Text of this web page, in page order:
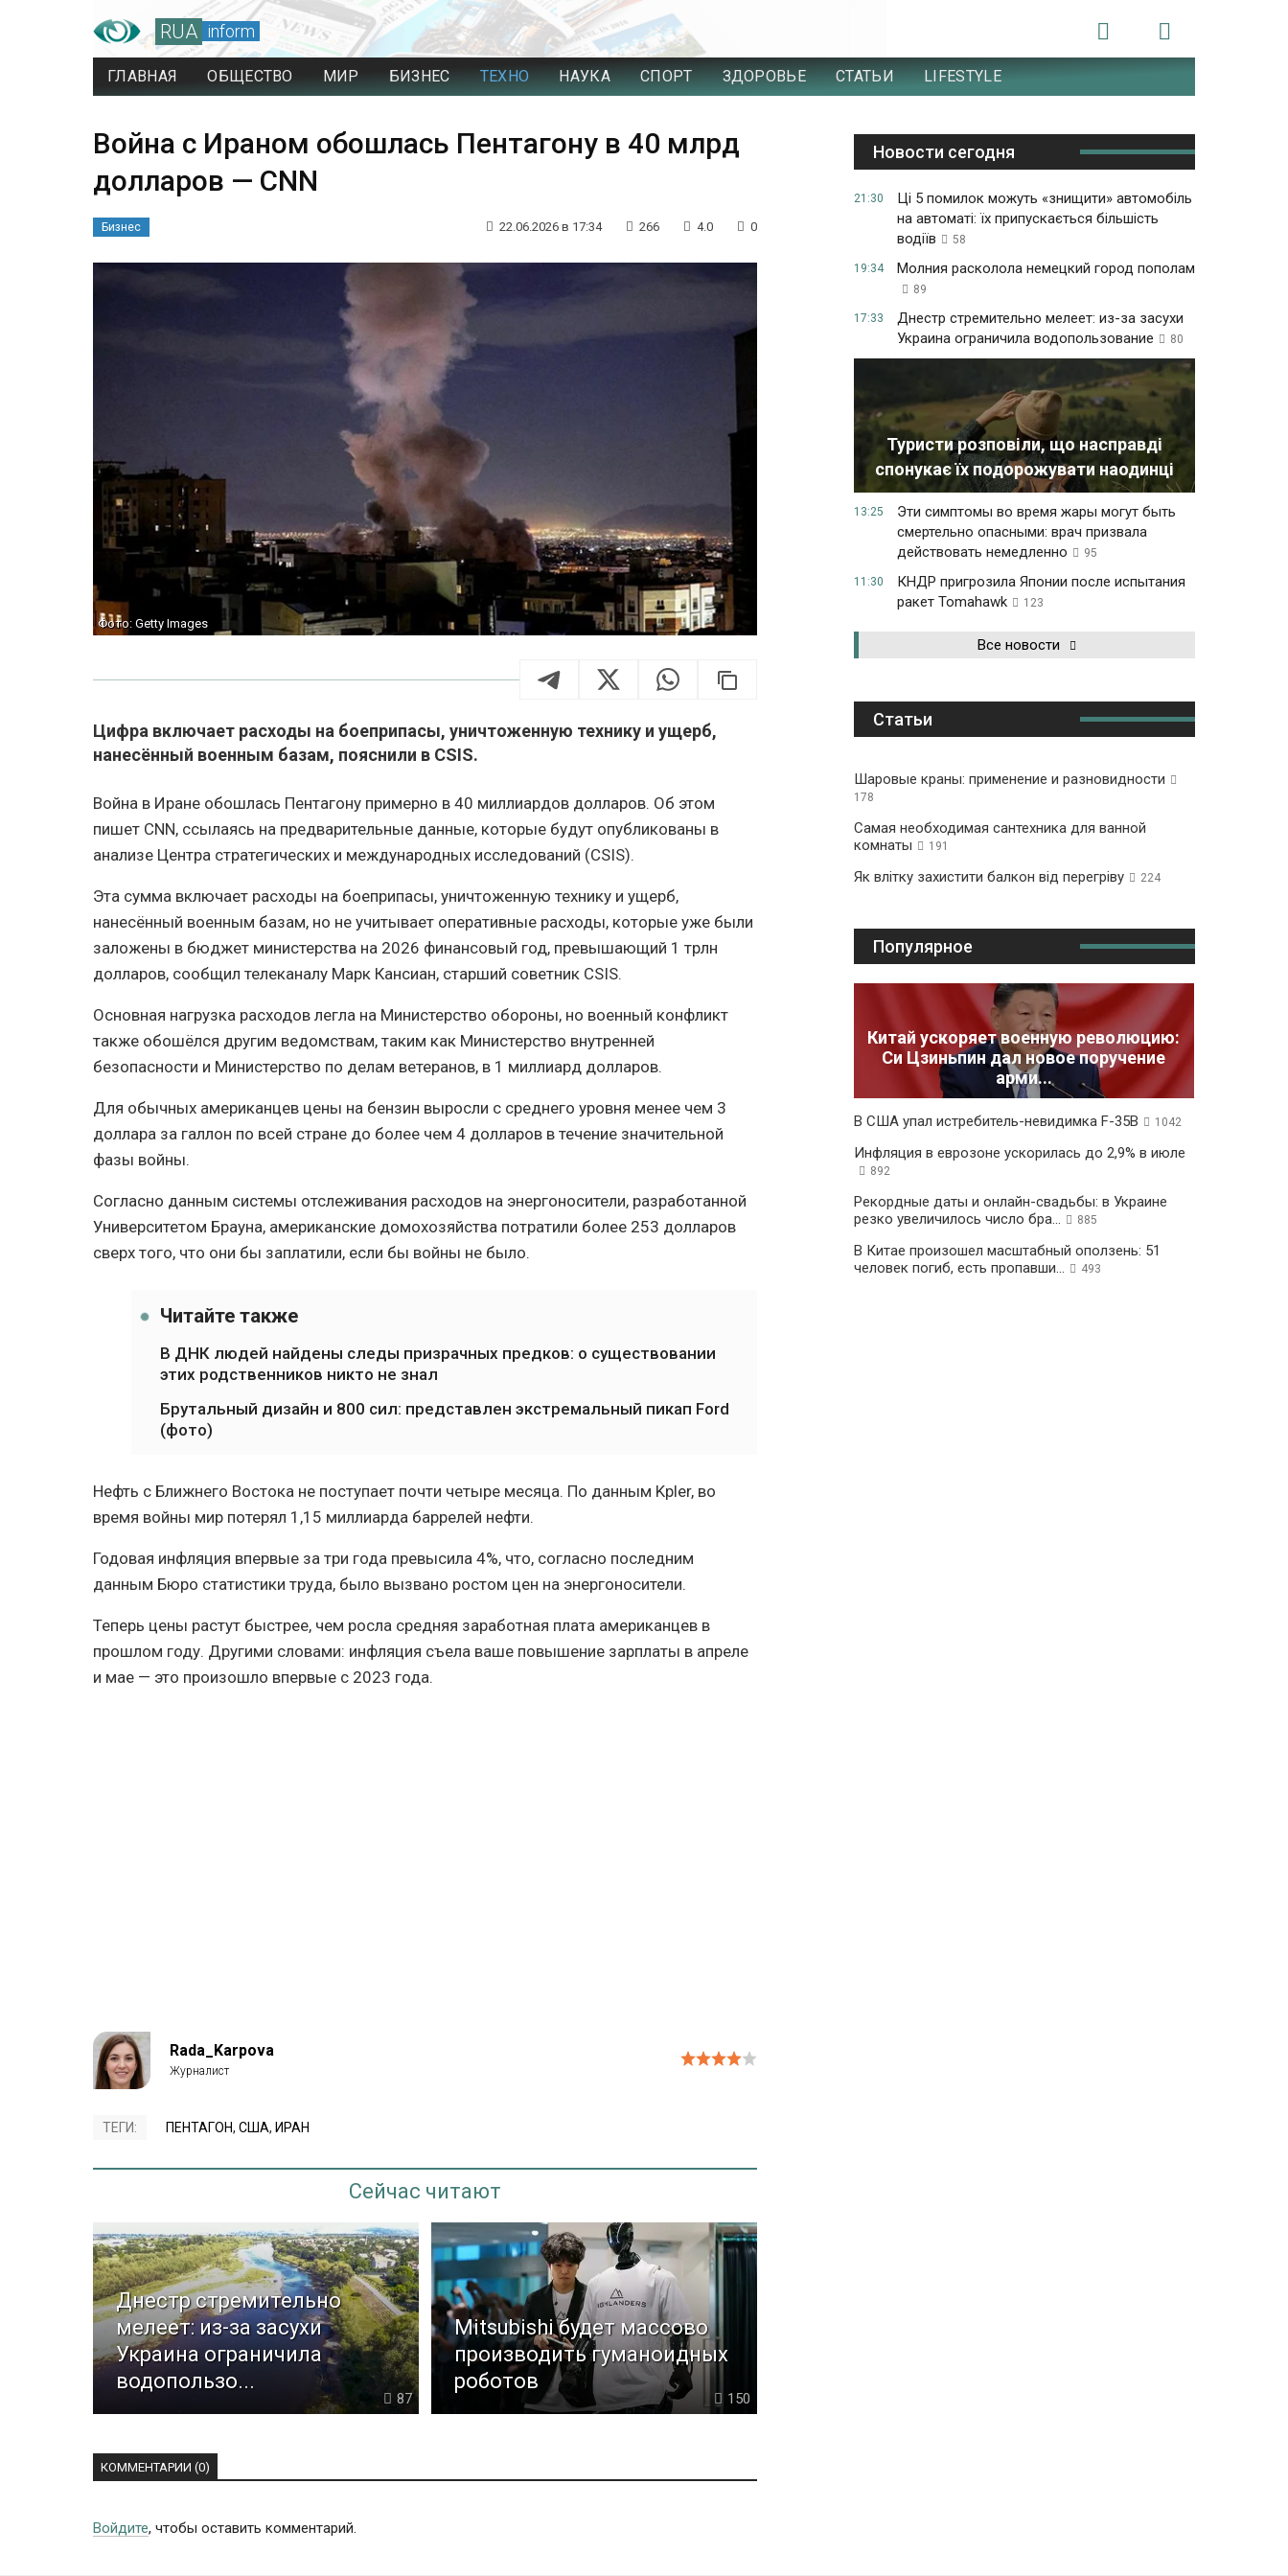
RUA inform
ГЛАВНАЯ ОБЩЕСТВО МИР БИЗНЕС ТЕХНО НАУКА СПОРТ ЗДОРОВЬЕ СТАТЬИ LIFESTYLE
Война с Ираном обошлась Пентагону в 40 млрд
долларов — CNN
Бизнес 22.06.2026 в 17:34 266 4.0 0
Фото: Getty Images
Цифра включает расходы на боеприпасы, уничтоженную технику и ущерб,
нанесённый военным базам, пояснили в CSIS.
Война в Иране обошлась Пентагону примерно в 40 миллиардов долларов. Об этом
пишет CNN, ссылаясь на предварительные данные, которые будут опубликованы в
анализе Центра стратегических и международных исследований (CSIS).
Эта сумма включает расходы на боеприпасы, уничтоженную технику и ущерб,
нанесённый военным базам, но не учитывает оперативные расходы, которые уже были
заложены в бюджет министерства на 2026 финансовый год, превышающий 1 трлн
долларов, сообщил телеканалу Марк Кансиан, старший советник CSIS.
Основная нагрузка расходов легла на Министерство обороны, но военный конфликт
также обошёлся другим ведомствам, таким как Министерство внутренней
безопасности и Министерство по делам ветеранов, в 1 миллиард долларов.
Для обычных американцев цены на бензин выросли с среднего уровня менее чем 3
доллара за галлон по всей стране до более чем 4 долларов в течение значительной
фазы войны.
Согласно данным системы отслеживания расходов на энергоносители, разработанной
Университетом Брауна, американские домохозяйства потратили более 253 долларов
сверх того, что они бы заплатили, если бы войны не было.
Читайте также
В ДНК людей найдены следы призрачных предков: о существовании
этих родственников никто не знал
Брутальный дизайн и 800 сил: представлен экстремальный пикап Ford
(фото)
Нефть с Ближнего Востока не поступает почти четыре месяца. По данным Kpler, во
время войны мир потерял 1,15 миллиарда баррелей нефти.
Годовая инфляция впервые за три года превысила 4%, что, согласно последним
данным Бюро статистики труда, было вызвано ростом цен на энергоносители.
Теперь цены растут быстрее, чем росла средняя заработная плата американцев в
прошлом году. Другими словами: инфляция съела ваше повышение зарплаты в апреле
и мае — это произошло впервые с 2023 года.
Rada_Karpova
ТЕГИ: ПЕНТАГОН, США, ИРАН
Сейчас читают
Днестр стремительно
мелеет: из-за засухи
Украина ограничила
водопользо...
87
Mitsubishi будет массово
производить гуманоидных
роботов
150
КОММЕНТАРИИ (0)
Войдите, чтобы оставить комментарий.
Новости сегодня
21:30
Ці 5 помилок можуть «знищити» автомобіль
на автоматі: їх припускається більшість
водіїв
58
19:34 Молния расколола немецкий город пополам
89
17:33
Днестр стремительно мелеет: из-за засухи
Украина ограничила водопользование
80
Туристи розповіли, що насправді
спонукає їх подорожувати наодинці
13:25
Эти симптомы во время жары могут быть
смертельно опасными: врач призвала
действовать немедленно
95
11:30
КНДР пригрозила Японии после испытания
ракет Tomahawk
123
Все новости
Статьи
Шаровые краны: применение и разновидности
178
Самая необходимая сантехника для ванной
комнаты
191
Як влітку захистити балкон від перегріву 224
Популярное
Китай ускоряет военную революцию:
Си Цзиньпин дал новое поручение
арми...
В США упал истребитель-невидимка F-35B 1042
Инфляция в еврозоне ускорилась до 2,9% в июле
892
Рекордные даты и онлайн-свадьбы: в Украине
резко увеличилось число бра...
885
В Китае произошел масштабный оползень: 51
человек погиб, есть пропавши...
493